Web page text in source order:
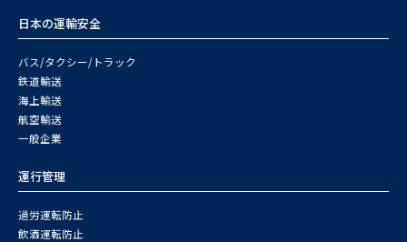
日本の運輸安全
バス/タクシー/トラック
鉄道輸送
海上輸送
航空輸送
一般企業
運行管理
過労運転防止
飲酒運転防止